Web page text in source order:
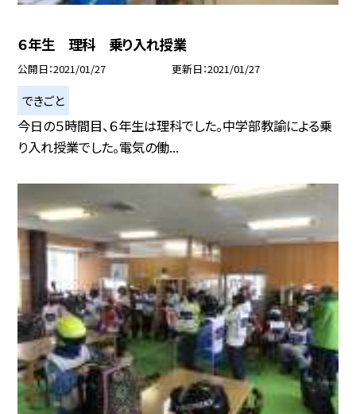
６年生 理科 乗り入れ授業
公開日 2021/01/27 更新日 2021/01/27
できごと
今日の５時間目、６年生は理科でした。中学部教諭による乗
り入れ授業でした。電気の働...